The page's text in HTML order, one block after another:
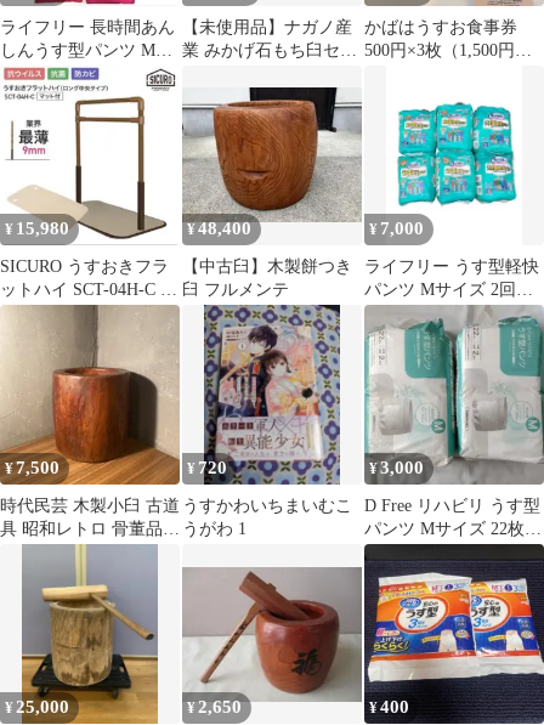
ライフリー 長時間あん
しんうす型パンツ Mサ
イズ 80枚 新改良
【未使用品】ナガノ産
業 みかげ石もち臼セッ
かばはうすお食事券
500円×3枚（1,500円
¥ 15,980
SICURO うすおきフラ
ットハイ SCT-04H-C 手
すり 矢崎化工 シクロ
¥48,400
【中古臼】木製餅つき
臼 フルメンテ
¥ 7,000
ライフリー うす型軽快
パンツ Mサイズ 2回分
22枚入 6パック
¥7,500
時代民芸 木製小臼 古道
具 昭和レトロ 骨董品
¥ 720
うすかわいちまいむこ
うがわ 1
¥3,000
D Free リハビリ うす型
パンツ Mサイズ 22枚入
2袋セット
¥ 25,000 ¥2,650 ¥400